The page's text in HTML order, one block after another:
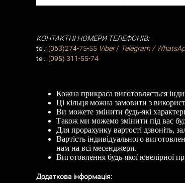
КОНТАКТНІ НОМЕРИ ТЕЛЕФОНІВ:
tel.: (063)274-75-55 Viber/ Telegram /
tel.: (095) 311-55-74
Кожна прикраса виготовляється
Ці кільця можна замовити з
Ви можете змінити будь-які
Також ми можемо змінити під вас
Для прорахунку вартості дзвоніть,
Вартість індивідуального
нам на всі месенджери.
Виготовлення будь-якої ювелірної
Додаткова інформація: